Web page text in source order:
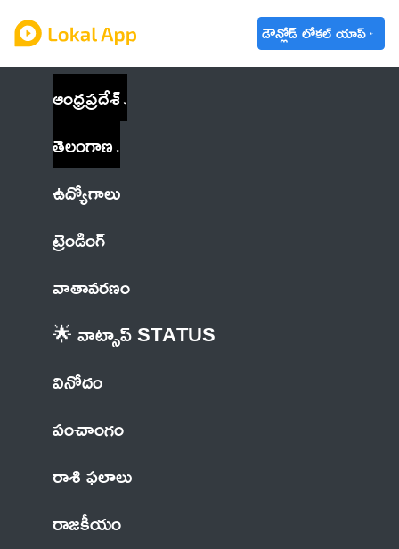
డౌన్లోడ్ లోకల్ యాప్
ఆంధ్రప్రదేశ్
తెలంగాణ
ఉద్యోగాలు
ట్రెండింగ్
వాతావరణం
🌟 వాట్సాప్ STATUS
వినోదం
పంచాంగం
రాశి ఫలాలు
రాజకీయం